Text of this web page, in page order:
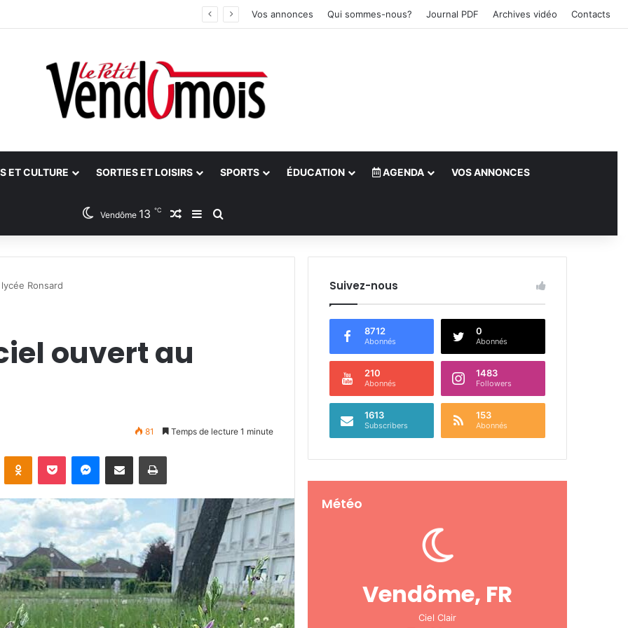
Vos annonces Qui sommes-nous? Journal PDF Archives vidéo Contacts
ET CULTURE SORTIES ET LOISIRS SPORTS ÉDUCATION AGENDA VOS ANNONCES
Vendôme 13 ℃ Article Aléatoire
Sidebar (barre latérale)
Rechercher
Ronsard
ouvert au
81 Temps de lecture 1 minute
Suivez-nous
8712
Abonnés
0
Abonnés
210
Abonnés
1483
Followers
1613
Subscribers
153
Abonnés
Météo
Vendôme, FR
Ciel Clair